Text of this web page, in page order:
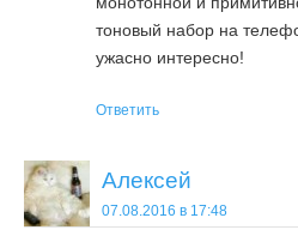
тоновый набор на
ужасно интересно!
Ответить
Алексей
07.08.2016 в 17:48